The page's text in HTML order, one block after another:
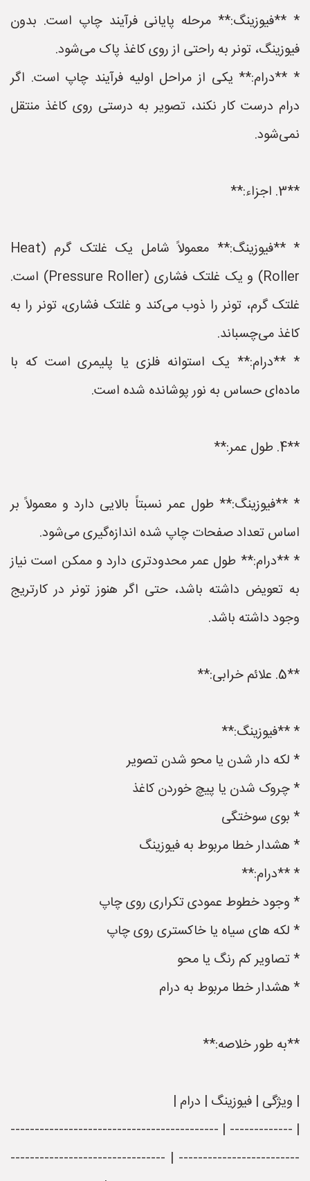
* **فیوزینگ:** مرحله پایانی فرآیند چاپ است. بدون
فیوزینگ، تونر به راحتی از روی کاغذ پاک می‌شود.
* **درام:** یکی از مراحل اولیه فرآیند چاپ است. اگر
درام درست کار نکند، تصویر به درستی روی کاغذ منتقل
نمی‌شود.
**3. اجزاء:**
* **فیوزینگ:** معمولاً شامل یک غلتک گرم (Heat
Roller) و یک غلتک فشاری (Pressure Roller) است.
غلتک گرم، تونر را ذوب می‌کند و غلتک فشاری، تونر را به
کاغذ می‌چسباند.
* **درام:** یک استوانه فلزی یا پلیمری است که با
ماده‌ای حساس به نور پوشانده شده است.
**4. طول عمر:**
* **فیوزینگ:** طول عمر نسبتاً بالایی دارد و معمولاً بر
اساس تعداد صفحات چاپ شده اندازه‌گیری می‌شود.
* **درام:** طول عمر محدودتری دارد و ممکن است نیاز
به تعویض داشته باشد، حتی اگر هنوز تونر در کارتریج
وجود داشته باشد.
**5. علائم خرابی:**
* **فیوزینگ:**
* لکه دار شدن یا محو شدن تصویر
* چروک شدن یا پیچ خوردن کاغذ
* بوی سوختگی
* هشدار خطا مربوط به فیوزینگ
* **درام:**
* وجود خطوط عمودی تکراری روی چاپ
* لکه های سیاه یا خاکستری روی چاپ
* تصاویر کم رنگ یا محو
* هشدار خطا مربوط به درام
**به طور خلاصه:**
| ویژگی | فیوزینگ | درام |
| ------------- | -------------------------------------------
------------------------- | --------------------------------